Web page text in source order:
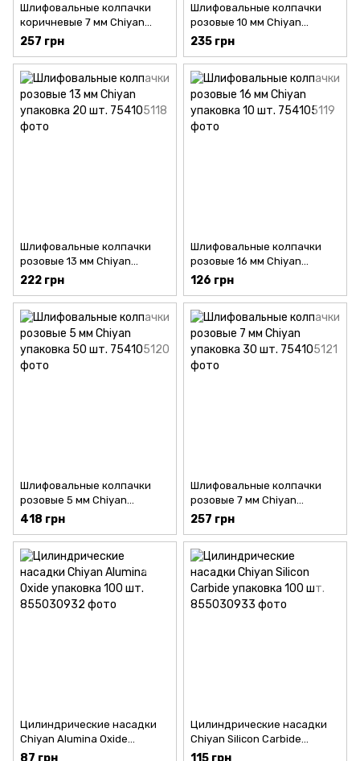
Шлифовальные колпачки
коричневые 7 мм Chiyan
упаковка 30 шт.
257 грн
Шлифовальные колпачки
розовые 10 мм Chiyan
упаковка 20 шт.
235 грн
Шлифовальные колпачки
розовые 13 мм Chiyan
упаковка 20 шт.
222 грн
Шлифовальные колпачки
розовые 16 мм Chiyan
упаковка 10 шт.
126 грн
Шлифовальные колпачки
розовые 5 мм Chiyan
упаковка 50 шт.
418 грн
Шлифовальные колпачки
розовые 7 мм Chiyan
упаковка 30 шт.
257 грн
Цилиндрические насадки
Chiyan Alumina Oxide
упаковка 100 шт.
Цилиндрические насадки
Chiyan Silicon Carbide
упаковка 100 шт.